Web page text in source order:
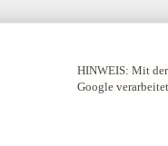
HINWEIS: Mit
Google